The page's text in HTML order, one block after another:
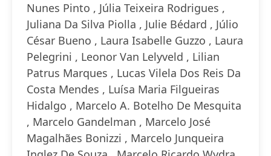
Nunes Pinto , Júlia Teixeira Rodrigues ,
Juliana Da Silva Piolla , Julie Bédard , Júlio
César Bueno , Laura Isabelle Guzzo , Laura
Pelegrini , Leonor Van Lelyveld , Lilian
Patrus Marques , Lucas Vilela Dos Reis Da
Costa Mendes , Luísa Maria Filgueiras
Hidalgo , Marcelo A. Botelho De Mesquita
, Marcelo Gandelman , Marcelo José
Magalhães Bonizzi , Marcelo Junqueira